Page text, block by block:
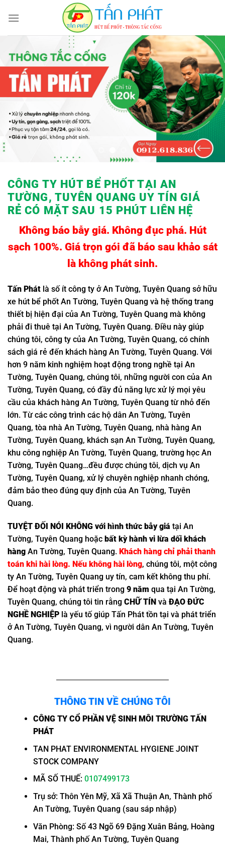
qua
CÔNG TY HÚT BỂ PHỐT TẠI AN
TƯỜNG, TUYÊN QUANG UY TÍN GIÁ
RẺCÓ MẶT SAU 15 PHÚT LIÊN HỆ
Không báo bẫy giá. Không đục phá. Hút
sạch 100%. Giá trọn gói đã báo sau khảo sát
là không phát sinh.
Tấn Phát là số ít công ty ở An Tường, Tuyên Quang sở hữu
xe hút bể phốt An Tường, Tuyên Quang và hệ thống trang
thiết bị hiện đại của An Tường, Tuyên Quang mà không
phải đi thuê tại An Tường, Tuyên Quang. Điều này giúp
chúng tôi, công ty của An Tường, Tuyên Quang, có chính
sách giá rẻ đến khách hàng An Tường, Tuyên Quang. Với
hơn 9 năm kinh nghiệm hoạt động trong nghề tại An
Tường, Tuyên Quang, chúng tôi, những người con của An
Tường, Tuyên Quang, có đầy đủ năng lực xử lý mọi yêu
cầu của khách hàng An Tường, Tuyên Quang từ nhỏ đến
lớn. Từ các công trình các hộ dân An Tường, Tuyên
Quang, tòa nhà An Tường, Tuyên Quang, nhà hàng An
Tường, Tuyên Quang, khách sạn An Tường, Tuyên Quang,
khu công nghiệp An Tường, Tuyên Quang, trường học An
Tường, Tuyên Quang…đều được chúng tôi, dịch vụ An
Tường, Tuyên Quang, xử lý chuyên nghiệp nhanh chóng,
đảm bảo theo đúng quy định của An Tường, Tuyên
Quang.
TUYỆT ĐỐI NÓI KHÔNG với hình thức bẫy giá tại An
Tường, Tuyên Quang hoặc bất kỳ hành vi lừa dối khách
hàng An Tường, Tuyên Quang. Khách hàng chỉ phải thanh
toán khi hài lòng. Nếu không hài lòng, chúng tôi, một công
ty An Tường, Tuyên Quang uy tín, cam kết không thu phí.
Để hoạt động và phát triển trong 9 năm qua tại An Tường,
Tuyên Quang, chúng tôi tin rằng CHỮ TÍN và ĐẠO ĐỨC
NGHỀ NGHIỆP là yếu tố giúp Tấn Phát tồn tại và phát triển
ở An Tường, Tuyên Quang, vì người dân An Tường, Tuyên
Quang.
THÔNG TIN VỀ CHÚNG TÔI
CÔNG TY CỔ PHẦN VỆ SINH MÔI TRƯỜNG TẤN
PHÁT
TAN PHAT ENVIRONMENTAL HYGIENE JOINT
STOCK COMPANY
MÃ SỐ THUẾ: 0107499173
Trụ sở: Thôn Yên Mỹ, Xã Xã Thuận An, Thành phố
An Tường, Tuyên Quang (sau sáp nhập)
Văn Phòng: Số 43 Ngõ 69 Đặng Xuân Bảng, Hoàng
Mai, Thành phố An Tường, Tuyên Quang